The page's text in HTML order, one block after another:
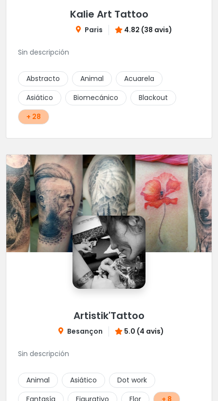
Kalie Art Tattoo
Paris 4.82 (38 avis)
Sin descripción
Abstracto Animal
Acuarela
Asiático
Biomecánico
Blackout
+ 28
Artistik'Tattoo
Besançon 5.0 (4 avis)
Sin descripción
Animal Asiático
Dot work
Fantasía
Figurativo Flor + 8